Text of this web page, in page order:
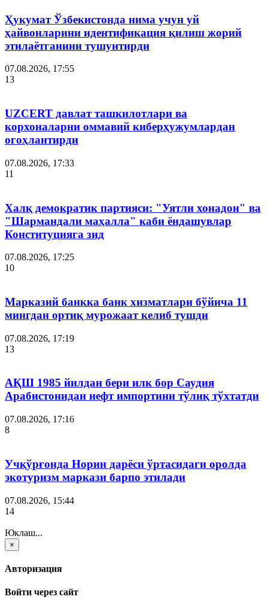
Ҳукумат Ўзбекистонда нима учун уй
ҳайвонларини идентификация қилиш жорий
этилаётганини тушунтирди
07.08.2026, 17:55
13
UZCERT давлат ташкилотлари ва
корхоналарни оммавий киберҳужумлардан
огоҳлантирди
07.08.2026, 17:33
11
Халқ демократик партияси: "Уятли хонадон" ва
"Шармандали маҳалла" каби ёндашувлар
Конституцияга зид
07.08.2026, 17:25
10
Марказий банкка банк хизматлари бўйича 11
мингдан ортиқ мурожаат келиб тушди
07.08.2026, 17:19
13
АҚШ 1985 йилдан бери илк бор Саудия
Арабистонидан нефт импортини тўлиқ тўхтатди
07.08.2026, 17:16
8
Учқўрғонда Норин дарёси ўртасидаги оролда
экотуризм маркази барпо этилади
07.08.2026, 15:44
14
Юклаш...
×
Авторизация
Войти через сайт